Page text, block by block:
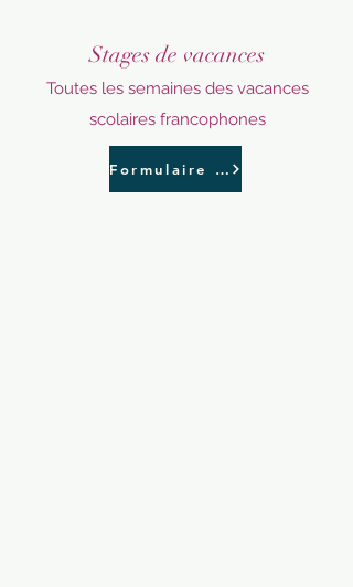
Stages de vacances
Toutes les semaines des vacances
scolaires francophones
Formulaire d'inscription